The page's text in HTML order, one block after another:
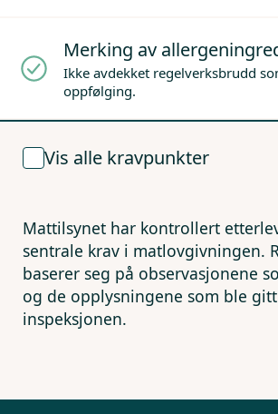
Merking av
Ikke avdekket regelverksbrudd
oppfølging.
Vis alle kravpunkter
Mattilsynet har kontrollert
sentrale krav i matlovgivningen.
baserer seg på observasjonene
og de opplysningene som ble
inspeksjonen.